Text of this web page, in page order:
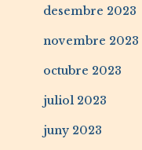
desembre 2023
novembre 2023
octubre 2023
juliol 2023
juny 2023